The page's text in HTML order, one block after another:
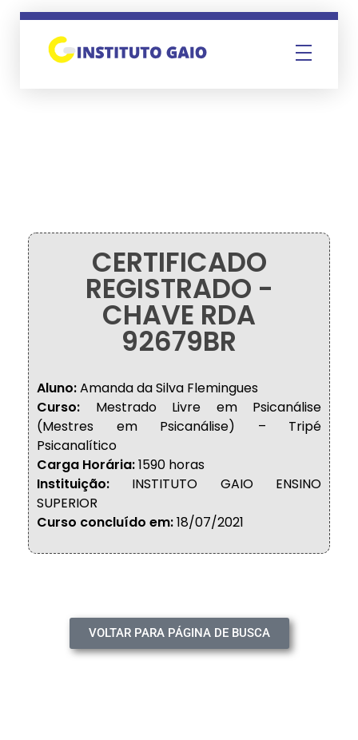
CERTIFICADO
REGISTRADO -
CHAVE RDA
92679BR
Aluno:Amanda da Silva Flemingues
Curso: Mestrado Livre em Psicanálise
(Mestres em Psicanálise) – Tripé
Psicanalítico
Carga Horária:1590 horas
Instituição: INSTITUTO GAIO ENSINO
SUPERIOR
Curso concluído em:18/07/2021
VOLTAR PARA PÁGINA DE BUSCA